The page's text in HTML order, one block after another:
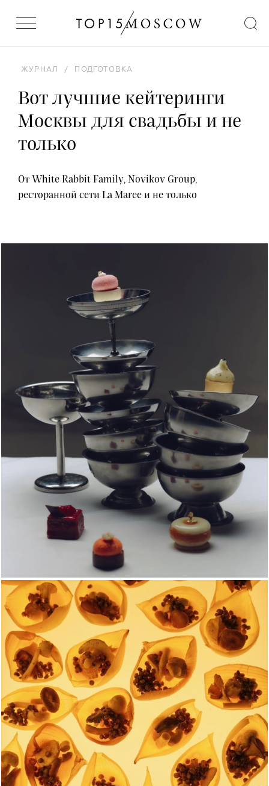
ЖУРНАЛ / ПОДГОТОВКА
Вот лучшие кейтеринги
Москвы для свадьбы и не
только
От White Rabbit Family, Novikov Group,
ресторанной сети La Maree и не только